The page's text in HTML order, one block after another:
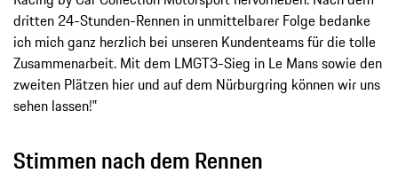
dritten 24-Stunden-Rennen in unmittelbarer Folge bedanke
ich mich ganz herzlich bei unseren Kundenteams für die tolle
Zusammenarbeit. Mit dem LMGT3-Sieg in Le Mans sowie den
zweiten Plätzen hier und auf dem Nürburgring können wir uns
sehen lassen!‟
Stimmen nach dem Rennen